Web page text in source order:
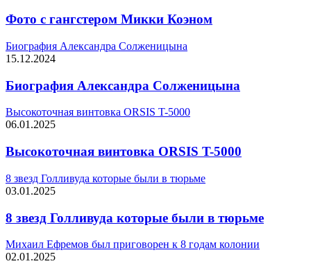
Фото с гангстером Микки Коэном
Биография Александра Солженицына
15.12.2024
Биография Александра Солженицына
Высокоточная винтовка ORSIS T-5000
06.01.2025
Высокоточная винтовка ORSIS T-5000
8 звезд Голливуда которые были в тюрьме
03.01.2025
8 звезд Голливуда которые были в тюрьме
Михаил Ефремов был приговорен к 8 годам колонии
02.01.2025